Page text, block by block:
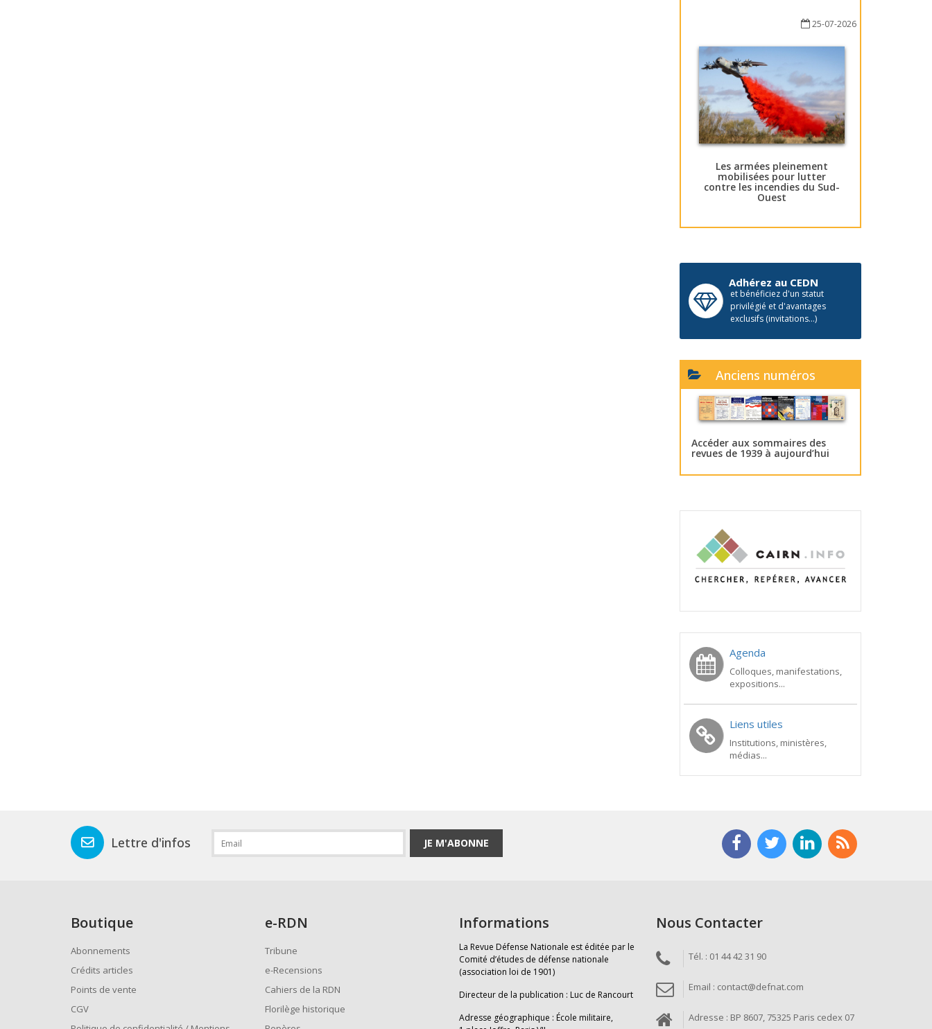
25-07-2026
Les armées pleinement
mobilisées pour lutter
contre les incendies du Sud-
Ouest
Adhérez au CEDN
et bénéficiez d'un statut
privilégié et d'avantages
exclusifs (invitations...)
Anciens numéros
Accéder aux sommaires des
revues de 1939 à aujourd’hui
Agenda
Colloques, manifestations,
expositions...
Liens utiles
Institutions, ministères,
médias...
Lettre d'infos JE M'ABONNE
Boutique
Abonnements
Crédits articles
Points de vente
CGV
e-RDN
Tribune
e-Recensions
Cahiers de la RDN
Florilège historique
Informations
La Revue Défense Nationale est éditée par le
Comité d’études de défense nationale
(association loi de 1901)
Directeur de la publication : Luc de Rancourt
Adresse géographique : École militaire,
Nous Contacter
Tél. : 01 44 42 31 90
Email : contact@defnat.com
Adresse : BP 8607, 75325 Paris cedex 07